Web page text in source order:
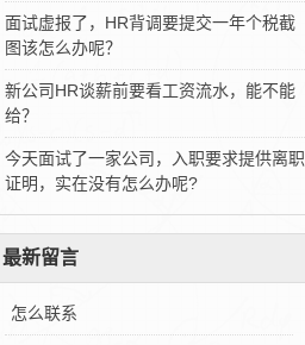
面试虚报了，HR背调要提交一年个税截
图该怎么办呢？
新公司HR谈薪前要看工资流水，能不能
给？
今天面试了一家公司，入职要求提供离职
证明，实在没有怎么办呢?
最新留言
怎么联系